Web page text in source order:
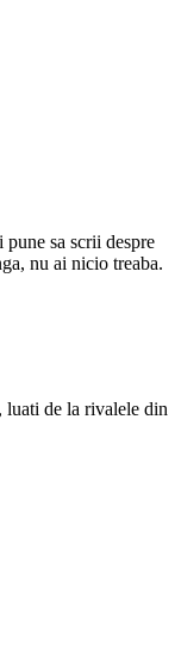
sa scrii despre
nu ai nicio treaba.
de la rivalele din